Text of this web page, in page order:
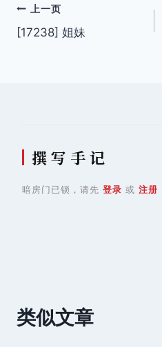
文
章
上一页
[17238] 姐妹
撰 写 手 记
暗房门已锁，请先 登录 或 注册
类似文章